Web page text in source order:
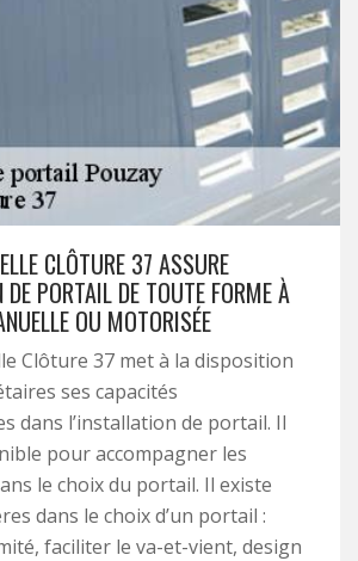
CLÔTURE 37 ASSURE
DE PORTAIL DE TOUTE FORME À
OU MOTORISÉE
Clôture 37 met à la disposition
ses capacités
dans l’installation de portail. Il
pour accompagner les
le choix du portail. Il existe
dans le choix d’un portail :
faciliter le va-et-vient, design